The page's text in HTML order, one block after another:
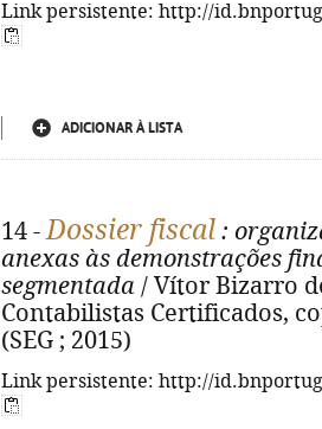
Link persistente: http://
ADICIONAR À LISTA
14 -Dossier fiscal :
anexas às demonstrações
segmentada / Vítor Bizarro
Contabilistas Certificados,
(SEG ; 2015)
Link persistente: http://